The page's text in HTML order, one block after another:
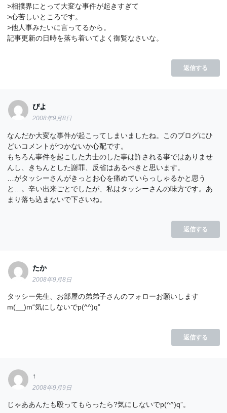
>相撲界にとって大変な事件が起きすぎて
>心苦しいところです。
>他人事みたいに言ってるから。
記事更新の日時を落ち着いてよく御覧なさいな。
返信する
ぴよ
2008年9月8日
なんだか大変な事件が起こってしまいましたね。このブログにひ
どいコメントがつかないか心配です。
もちろん事件を起こした力士のした事は許される事ではありませ
んし、きちんとした謝罪、反省はあるべきと思います。
…がタッシーさんがきっとお心を痛めていらっしゃるかと思う
と…。辛い出来ごとでしたが、私はタッシーさんの味方です。あ
まり落ち込まないで下さいね。
返信する
たか
2008年9月8日
タッシー先生、お部屋の弟弟子さんのフォローお願いします
m(__)m“気にしないでp(^^)q”
返信する
↑
2008年9月9日
じゃああんたも殴ってもらったら?気にしないでp(^^)q”。